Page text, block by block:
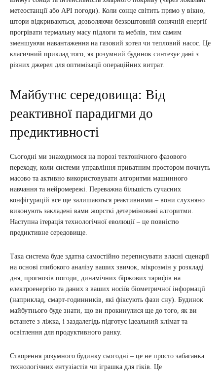
метеостанції або API погоди). Коли сонце світить прямо у вікно,
штори відкриваються, дозволяючи безкоштовній сонячній енергії
прогрівати термальну масу підлоги та меблів, тим самим
зменшуючи навантаження на газовий котел чи тепловий насос. Це
класичний приклад того, як розумний будинок синтезує дані з
різних джерел для оптимізації операційних витрат.
Майбутнє середовища: Від
реактивної парадигми до
предиктивності
Сьогодні ми знаходимося на порозі тектонічного фазового
переходу, коли системи управління приватним простором почнуть
масово та активно використовувати алгоритми машинного
навчання та нейромережі. Переважна більшість сучасних
конфігурацій все ще залишаються реактивними – вони слухняно
виконують закладені вами жорсткі детерміновані алгоритми.
Наступна ітерація технологічної еволюції – це повністю
предиктивне середовище.
Така система буде здатна самостійно переписувати власні сценарії
на основі глибокого аналізу ваших звичок, мікрозмін у розкладі
дня, прогнозів погоди, динамічних біржових тарифів на
електроенергію та даних з ваших носіїв біометричної інформації
(наприклад, смарт-годинників, які фіксують фази сну). Будинок
майбутнього буде знати, що ви прокинулися ще до того, як ви
встанете з ліжка, і заздалегідь підготує ідеальний клімат та
освітлення для продуктивного ранку.
Створення розумного будинку сьогодні – це не просто забаганка
технологічних ентузіастів чи іграшка для гіків. Це